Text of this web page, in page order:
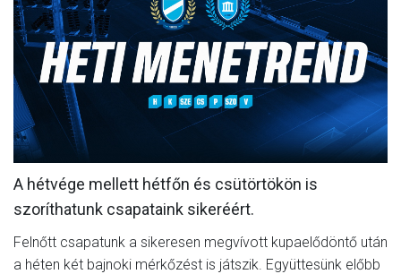
MÉRKŐZÉSEK
JELENTKEZÉS
KLUB
GALÉRIA
SAJTÓ
A hétvége mellett hétfőn és csütörtökön is
szoríthatunk csapataink sikeréért.
Felnőtt csapatunk a sikeresen megvívott kupaelődöntő után
a héten két bajnoki mérkőzést is játszik. Együttesünk előbb